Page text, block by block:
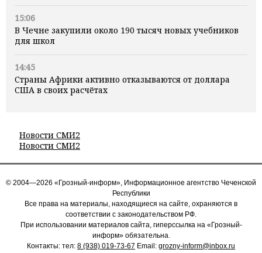
15:06
В Чечне закупили около 190 тысяч новых учебников
для школ
14:45
Страны Африки активно отказываются от доллара
США в своих расчётах
Новости СМИ2
Новости СМИ2
© 2004—2026 «Грозный-информ», Информационное агентство Чеченской
Республики
Все права на материалы, находящиеся на сайте, охраняются в
соответствии с законодательством РФ.
При использовании материалов сайта, гиперссылка на «Грозный-
информ» обязательна.
Контакты: тел: 8 (938) 019-73-67 Email: grozny-inform@inbox.ru